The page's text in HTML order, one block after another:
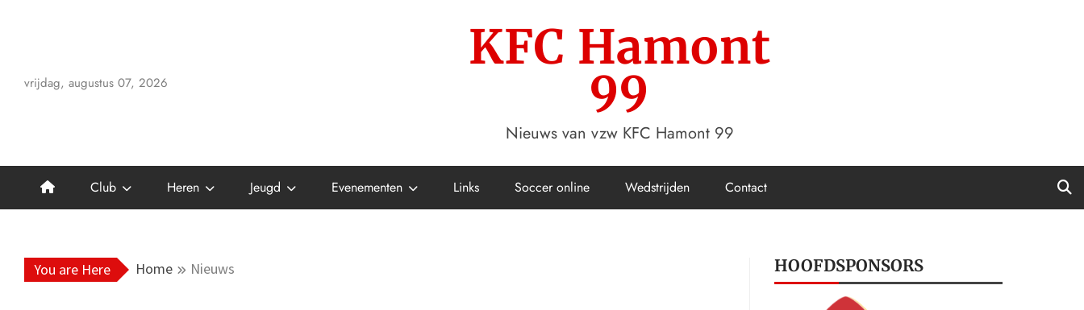
vrijdag, augustus 07, 2026
KFC Hamont
99
Nieuws van vzw KFC Hamont 99
Club Heren Jeugd Evenementen Links Soccer online Wedstrijden Contact
You are Here Home Nieuws HOOFDSPONSORS